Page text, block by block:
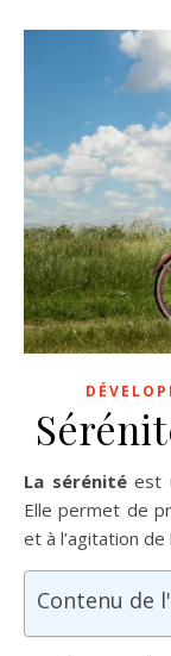
La sérénitéest
Elle permet de
et à l’agitation
Contenu de